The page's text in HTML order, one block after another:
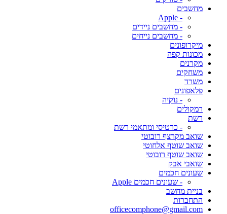
מחשבים
- Apple
- מחשבים ניידים
- מחשבים נייחים
מיקרופונים
מכונות קפה
מקרנים
משחקים
משרד
פלאפונים
- נוקיה
רמקולים
רשת
- כרטיסי ומתאמי רשת
שואב מקרצף רובוטי
שואב שוטף אלחוטי
שואב שוטף רובוטי
שואבי אבק
שעונים חכמים
- שעונים חכמים Apple
בניית מחשב
התחברות
officecomphone@gmail.com